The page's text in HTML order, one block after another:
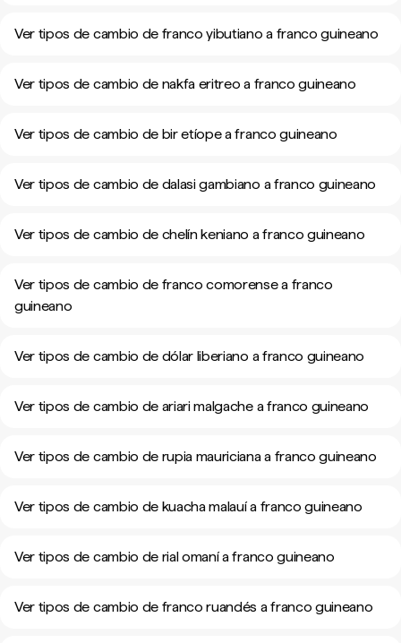
Ver tipos de cambio de franco yibutiano a franco guineano
Ver tipos de cambio de nakfa eritreo a franco guineano
Ver tipos de cambio de bir etíope a franco guineano
Ver tipos de cambio de dalasi gambiano a franco guineano
Ver tipos de cambio de chelín keniano a franco guineano
Ver tipos de cambio de franco comorense a franco
guineano
Ver tipos de cambio de dólar liberiano a franco guineano
Ver tipos de cambio de ariari malgache a franco guineano
Ver tipos de cambio de rupia mauriciana a franco guineano
Ver tipos de cambio de kuacha malauí a franco guineano
Ver tipos de cambio de rial omaní a franco guineano
Ver tipos de cambio de franco ruandés a franco guineano